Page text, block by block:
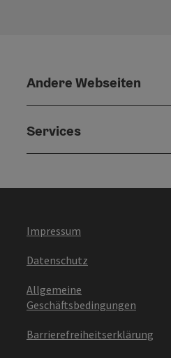
Andere Webseiten
Services
Impressum
Datenschutz
Allgemeine
Geschäftsbedingungen
Barrierefreiheitserklärung